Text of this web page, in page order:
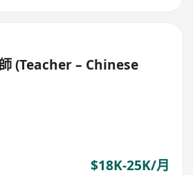
(Teacher – Chinese
$18K-25K/月